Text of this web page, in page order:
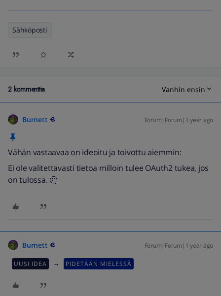
Sähköposti
2 kommenttia Vanhin ensin
Burnett Forum|Forum|1 year ago
Vähän vastaavaa on ideoitu ja toivottu aiemmin:
Ei ole valitettavasti tietoa milloin tulee OAuth2 tukea, jos
on tulossa. 🤔
Burnett Forum|Forum|1 year ago
UUSI IDEA → PIDETÄÄN MIELESSÄ